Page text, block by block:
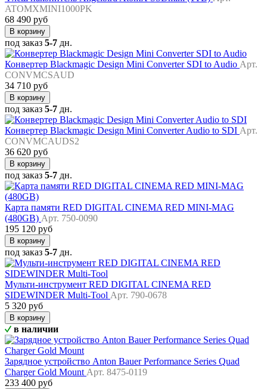
ATOMXMINI1000PK
68 490 руб
В корзину
под заказ 5-7 дн.
Конвертер Blackmagic Design Mini Converter SDI to Audio Арт.
CONVMCSAUD
34 710 руб
В корзину
под заказ 5-7 дн.
Конвертер Blackmagic Design Mini Converter Audio to SDI Арт.
CONVMCAUDS2
36 620 руб
В корзину
под заказ 5-7 дн.
Карта памяти RED DIGITAL CINEMA RED MINI-MAG
(480GB) Арт. 750-0090
195 120 руб
В корзину
под заказ 5-7 дн.
Мульти-инструмент RED DIGITAL CINEMA RED
SIDEWINDER Multi-Tool Арт. 790-0678
5 320 руб
В корзину
в наличии
Зарядное устройство Anton Bauer Performance Series Quad
Charger Gold Mount Арт. 8475-0119
233 400 руб